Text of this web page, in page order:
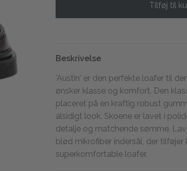
Tilføj til
Beskrivelse
'Austin' er den perfekte loafer til
ønsker klasse og komfort. Den
placeret på en kraftig robust
alsidigt look. Skoene er lavet i
detalje og matchende sømme.
blød mikrofiber indersål, der
superkomfortable loafer.